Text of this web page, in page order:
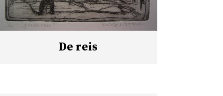
De reis